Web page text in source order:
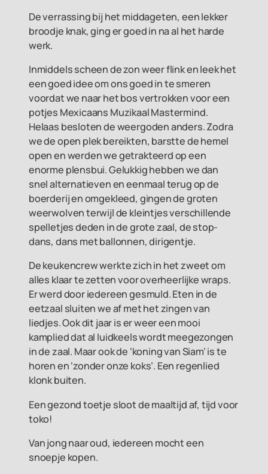
De verrassing bij het middageten, een lekker
broodje knak, ging er goed in na al het harde
werk.
Inmiddels scheen de zon weer flink en leek het
een goed idee om ons goed in te smeren
voordat we naar het bos vertrokken voor een
potjes Mexicaans Muzikaal Mastermind.
Helaas besloten de weergoden anders. Zodra
we de open plek bereikten, barstte de hemel
open en werden we getrakteerd op een
enorme plensbui. Gelukkig hebben we dan
snel alternatieven en eenmaal terug op de
boerderij en omgekleed, gingen de groten
weerwolven terwijl de kleintjes verschillende
spelletjes deden in de grote zaal, de stop-
dans, dans met ballonnen, dirigentje.
De keukencrew werkte zich in het zweet om
alles klaar te zetten voor overheerlijke wraps.
Er werd door iedereen gesmuld. Eten in de
eetzaal sluiten we af met het zingen van
liedjes. Ook dit jaar is er weer een mooi
kamplied dat al luidkeels wordt meegezongen
in de zaal. Maar ook de ‘koning van Siam’ is te
horen en ‘zonder onze koks’. Een regenlied
klonk buiten.
Een gezond toetje sloot de maaltijd af, tijd voor
toko!
Van jong naar oud, iedereen mocht een
snoepje kopen.